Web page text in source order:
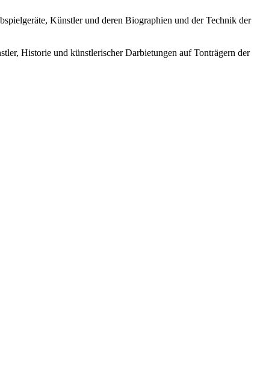
Künstler und deren Biographien und der Technik der
Historie und künstlerischer Darbietungen auf Tonträgern der